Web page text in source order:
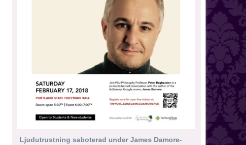
Ljudutrustning saboterad under James Damore-